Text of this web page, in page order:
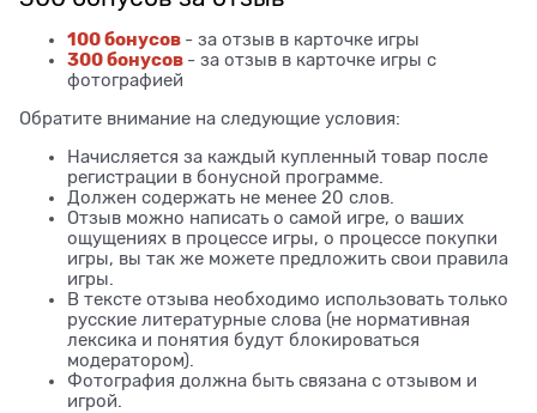
100 бонусов - за отзыв в карточке игры
300 бонусов - за отзыв в карточке игры с
фотографией
Обратите внимание на следующие условия:
Начисляется за каждый купленный товар после
регистрации в бонусной программе.
Должен содержать не менее 20 слов.
Отзыв можно написать о самой игре, о ваших
ощущениях в процессе игры, о процессе покупки
игры, вы так же можете предложить свои правила
игры.
В тексте отзыва необходимо использовать только
русские литературные слова (не нормативная
лексика и понятия будут блокироваться
модератором).
Фотография должна быть связана с отзывом и
игрой.